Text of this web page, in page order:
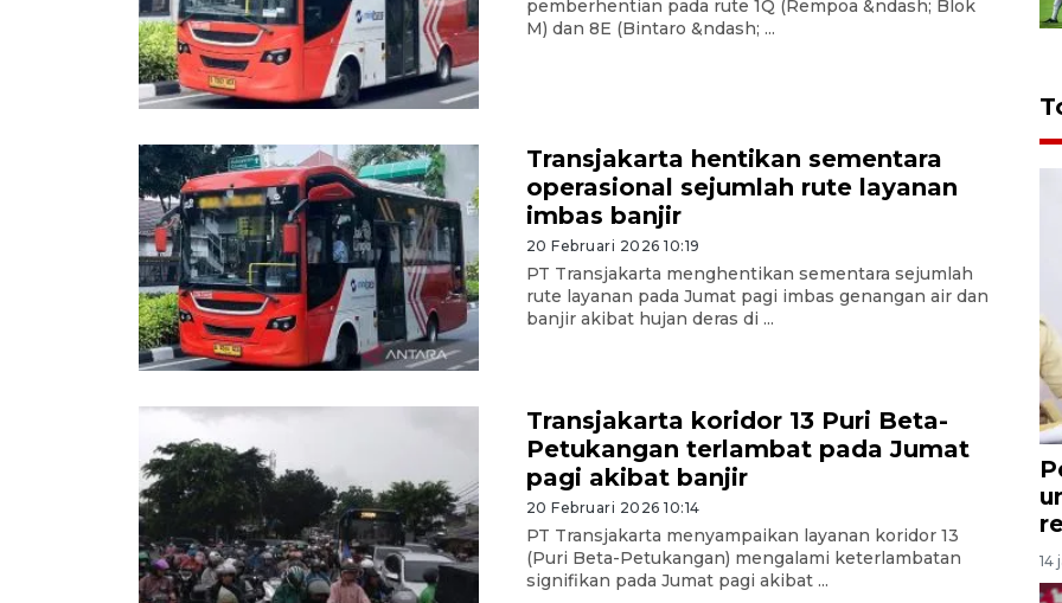
pemberhentian pada rute 1Q (Rempoa &ndash; Blok
M) dan 8E (Bintaro &ndash; ...
Transjakarta hentikan sementara
operasional sejumlah rute layanan
imbas banjir
20 Februari 2026 10:19
PT Transjakarta menghentikan sementara sejumlah
rute layanan pada Jumat pagi imbas genangan air dan
banjir akibat hujan deras di ...
Transjakarta koridor 13 Puri Beta-
Petukangan terlambat pada Jumat
pagi akibat banjir
20 Februari 2026 10:14
PT Transjakarta menyampaikan layanan koridor 13
(Puri Beta-Petukangan) mengalami keterlambatan
signifikan pada Jumat pagi akibat ...
14